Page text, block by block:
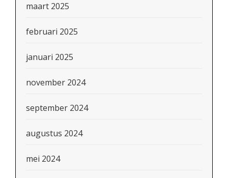
maart 2025
februari 2025
januari 2025
november 2024
september 2024
augustus 2024
mei 2024